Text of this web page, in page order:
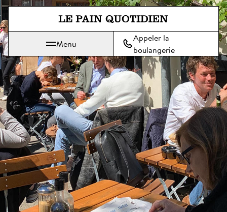
Aller directement au contenu
Le Pain Quotidien, une tradition qui se savoure chaque jour
Menu
Appeler la
boulangerie